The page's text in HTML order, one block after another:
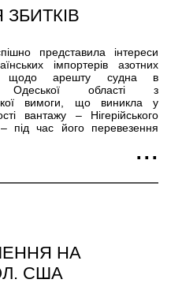
представила інтереси
імпортерів азотних
щодо арешту судна в
Одеської області з
вимоги, що виникла у
вантажу – Нігерійського
під час його перевезення
НА
США